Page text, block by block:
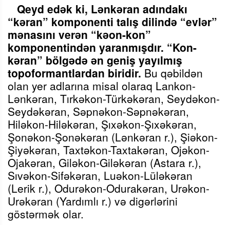
Qeyd edək ki, Lənkəran adındakı
“kəran” komponenti talış dilində “evlər”
mənasını verən “kəon-kon”
komponentindən yaranmışdır. “Kon-
kəran” bölgədə ən geniş yayılmış
topoformantlardan biridir. Bu qəbildən
olan yer adlarına misal olaraq Lankon-
Lənkəran, Tırkəkon-Türkəkəran, Seydəkon-
Seydəkəran, Səpnəkon-Səpnəkəran,
Hiləkon-Hiləkəran, Şıxəkon-Şıxəkəran,
Şonəkon-Şonəkəran (Lənkəran r.), Şiəkon-
Şiyəkəran, Taxtəkon-Taxtakəran, Ojəkon-
Ojakəran, Giləkon-Giləkəran (Astara r.),
Sıvəkon-Sifəkəran, Luəkon-Lüləkəran
(Lerik r.), Odurəkon-Odurakəran, Urəkon-
Urəkəran (Yardımlı r.) və digərlərini
göstərmək olar.